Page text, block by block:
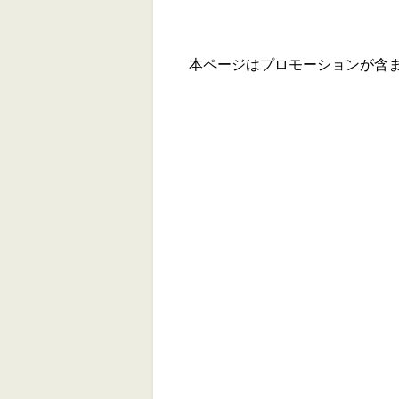
本ページはプロモーションが含